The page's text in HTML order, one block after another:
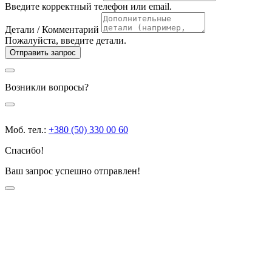
Введите корректный телефон или email.
Детали / Комментарий
Пожалуйста, введите детали.
Отправить запрос
Возникли вопросы?
Моб. тел.: +380 (50) 330 00 60
Спасибо!
Ваш запрос успешно отправлен!